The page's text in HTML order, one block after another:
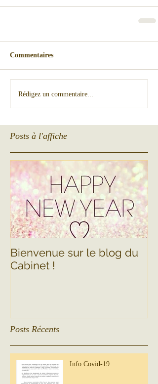
Commentaires
Rédigez un commentaire...
Posts à l'affiche
Bienvenue sur le blog du
Cabinet !
Posts Récents
Info Covid-19